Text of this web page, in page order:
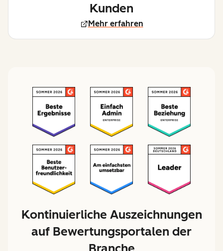
Kunden
Mehr erfahren
Kontinuierliche Auszeichnungen
auf Bewertungsportalen der